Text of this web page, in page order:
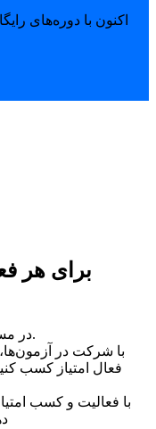
اکنون با دوره‌های
برای هر
در مسیر یادگیری باانگیزه بمانید و پاداش بگیرید.
با شرکت در
فعال امتیاز کسب
با فعالیت و کسب